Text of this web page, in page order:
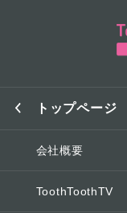
トップページ
会社概要
ToothToothTV